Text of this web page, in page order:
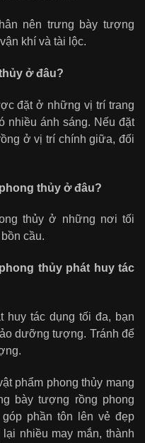
nên trưng bày tượng
khí và tài lộc.
ở đâu?
đặt ở những vị trí trang
nhiều ánh sáng. Nếu đặt
ở vị trí chính giữa, đối
thủy ở đâu?
thủy ở những nơi tối
cầu.
thủy phát huy tác
huy tác dụng tối đa, bạn
dưỡng tượng. Tránh để
phẩm phong thủy mang
bày tượng rồng phong
phần tôn lên vẻ đẹp
nhiều may mắn, thành